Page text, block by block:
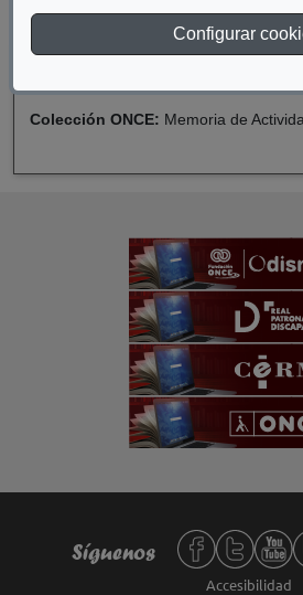
Configurar
Colección ONCE: Memoria de
Redes sociales de
Síguenos
Accesibilidad